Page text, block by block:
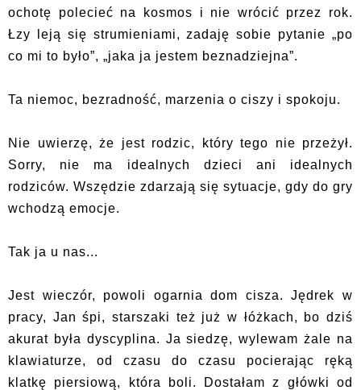
ochotę polecieć na kosmos i nie wrócić przez rok.
Łzy leją się strumieniami, zadaję sobie pytanie „po
co mi to było”, „jaka ja jestem beznadziejna”.
Ta niemoc, bezradność, marzenia o ciszy i spokoju.
Nie uwierzę, że jest rodzic, który tego nie przeżył.
Sorry, nie ma idealnych dzieci ani idealnych
rodziców. Wszędzie zdarzają się sytuacje, gdy do gry
wchodzą emocje.
Tak ja u nas...
Jest wieczór, powoli ogarnia dom cisza. Jędrek w
pracy, Jan śpi, starszaki też już w łóżkach, bo dziś
akurat była dyscyplina. Ja siedzę, wylewam żale na
klawiaturze, od czasu do czasu pocierając ręką
klatkę piersiową, która boli. Dostałam z główki od